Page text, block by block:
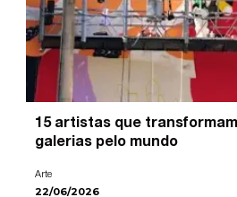
15 artistas que
galerias pelo mundo
Arte
22/06/2026